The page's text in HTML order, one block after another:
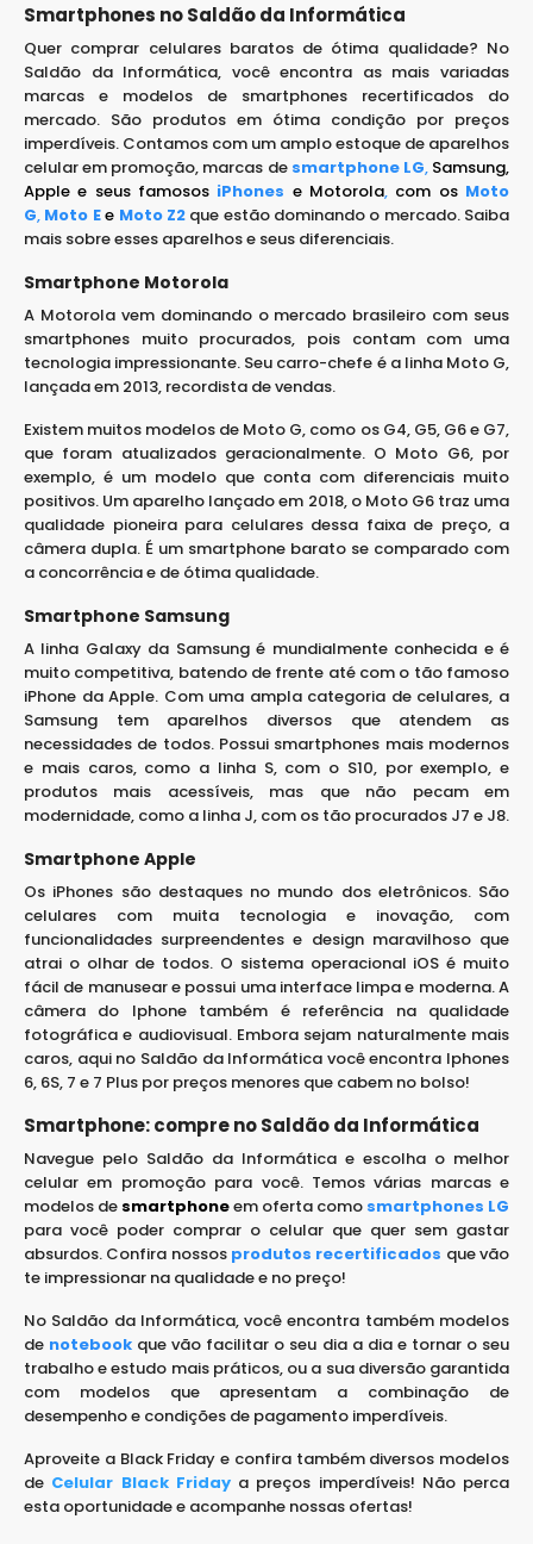
Smartphones no Saldão da Informática
Quer comprar celulares baratos de ótima qualidade? No
Saldão da Informática, você encontra as mais variadas
marcas e modelos de smartphones recertificados do
mercado. São produtos em ótima condição por preços
imperdíveis. Contamos com um amplo estoque de aparelhos
celular em promoção, marcas de smartphone LG, Samsung,
Apple e seus famosos iPhones e Motorola, com os Moto
G, Moto Ee Moto Z2que estão dominando o mercado. Saiba
mais sobre esses aparelhos e seus diferenciais.
Smartphone Motorola
A Motorola vem dominando o mercado brasileiro com seus
smartphones muito procurados, pois contam com uma
tecnologia impressionante. Seu carro-chefe é a linha Moto G,
lançada em 2013, recordista de vendas.
Existem muitos modelos de Moto G, como os G4, G5, G6 e G7,
que foram atualizados geracionalmente. O Moto G6, por
exemplo, é um modelo que conta com diferenciais muito
positivos. Um aparelho lançado em 2018, o Moto G6 traz uma
qualidade pioneira para celulares dessa faixa de preço, a
câmera dupla. É um smartphone barato se comparado com
a concorrência e de ótima qualidade.
Smartphone Samsung
A linha Galaxy da Samsung é mundialmente conhecida e é
muito competitiva, batendo de frente até com o tão famoso
iPhone da Apple. Com uma ampla categoria de celulares, a
Samsung tem aparelhos diversos que atendem as
necessidades de todos. Possui smartphones mais modernos
e mais caros, como a linha S, com o S10, por exemplo, e
produtos mais acessíveis, mas que não pecam em
modernidade, como a linha J, com os tão procurados J7 e J8.
Smartphone Apple
Os iPhones são destaques no mundo dos eletrônicos. São
celulares com muita tecnologia e inovação, com
funcionalidades surpreendentes e design maravilhoso que
atrai o olhar de todos. O sistema operacional iOS é muito
fácil de manusear e possui uma interface limpa e moderna. A
câmera do Iphone também é referência na qualidade
fotográfica e audiovisual. Embora sejam naturalmente mais
caros, aqui no Saldão da Informática você encontra Iphones
6, 6S, 7 e 7 Plus por preços menores que cabem no bolso!
Smartphone: compre no Saldão da Informática
Navegue pelo Saldão da Informática e escolha o melhor
celular em promoção para você. Temos várias marcas e
modelos de smartphoneem oferta como smartphones LG
para você poder comprar o celular que quer sem gastar
absurdos. Confira nossos produtos recertificados que vão
te impressionar na qualidade e no preço!
No Saldão da Informática, você encontra também modelos
de notebook que vão facilitar o seu dia a dia e tornar o seu
trabalho e estudo mais práticos, ou a sua diversão garantida
com modelos que apresentam a combinação de
desempenho e condições de pagamento imperdíveis.
Aproveite a Black Friday e confira também diversos modelos
de Celular Black Fridaya preços imperdíveis! Não perca
esta oportunidade e acompanhe nossas ofertas!